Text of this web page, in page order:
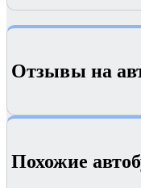
Отзывы на
Похожие